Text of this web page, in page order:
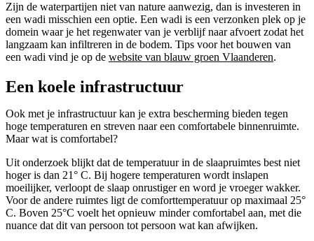
Zijn de waterpartijen niet van nature aanwezig, dan is investeren in
een wadi misschien een optie. Een wadi is een verzonken plek op je
domein waar je het regenwater van je verblijf naar afvoert zodat het
langzaam kan infiltreren in de bodem. Tips voor het bouwen van
een wadi vind je op de website van blauw groen Vlaanderen.
Een koele infrastructuur
Ook met je infrastructuur kan je extra bescherming bieden tegen
hoge temperaturen en streven naar een comfortabele binnenruimte.
Maar wat is comfortabel?
Uit onderzoek blijkt dat de temperatuur in de slaapruimtes best niet
hoger is dan 21° C. Bij hogere temperaturen wordt inslapen
moeilijker, verloopt de slaap onrustiger en word je vroeger wakker.
Voor de andere ruimtes ligt de comforttemperatuur op maximaal 25°
C. Boven 25°C voelt het opnieuw minder comfortabel aan, met die
nuance dat dit van persoon tot persoon wat kan afwijken.